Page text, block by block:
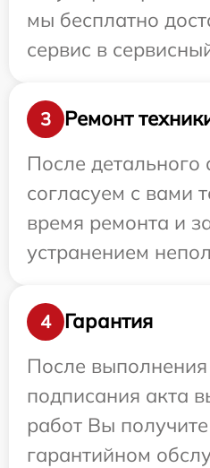
мы бесплатно
сервис в
3
Ремонт
После
согласуем с вами
время ремонта и
устранением
4
Гарантия
После выполнения
подписания акта
работ Вы
гарантийном